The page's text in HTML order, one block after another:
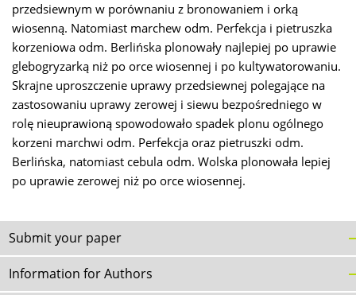
przedsiewnym w porównaniu z bronowaniem i orką
wiosenną. Natomiast marchew odm. Perfekcja i pietruszka
korzeniowa odm. Berlińska plonowały najlepiej po uprawie
glebogryzarką niż po orce wiosennej i po kultywatorowaniu.
Skrajne uproszczenie uprawy przedsiewnej polegające na
zastosowaniu uprawy zerowej i siewu bezpośredniego w
rolę nieuprawioną spowodowało spadek plonu ogólnego
korzeni marchwi odm. Perfekcja oraz pietruszki odm.
Berlińska, natomiast cebula odm. Wolska plonowała lepiej
po uprawie zerowej niż po orce wiosennej.
Submit your paper
Information for Authors